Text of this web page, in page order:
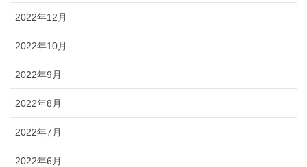
2022年12月
2022年10月
2022年9月
2022年8月
2022年7月
2022年6月